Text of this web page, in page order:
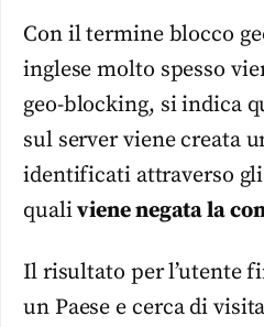
Con il termine blocco
inglese molto spesso
geo-blocking, si indica
sul server viene creata
identificati attraverso
qualiviene negata la
Il risultato per l’utente
un Paese e cerca di